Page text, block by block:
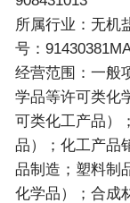
所属行业
号：
经营范围：一般
学品等许可类化
可类化工产品）
品）；化工产品
品制造；塑料制
化学品）；合成